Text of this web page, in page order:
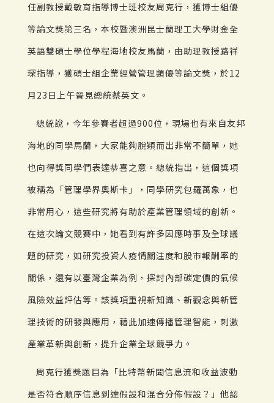
任副教授戴敏育指導博士班校友周克行，獲博士組優
等論文獎第三名，本校暨澳洲昆士蘭理工大學財金全
英語雙碩士學位學程海地校友馬蘭，由助理教授路祥
琛指導，獲碩士組企業經營管理類優等論文獎，於12
月23日上午晉見總統蔡英文。
總統說，今年參賽者超過900位，現場也有來自友邦
海地的同學馬蘭，大家能夠脫穎而出非常不簡單，她
也向得獎同學們表達恭喜之意。總統指出，這個獎項
被稱為「管理學界奧斯卡」，同學研究包羅萬象，也
非常用心，這些研究將有助於產業管理領域的創新。
在這次論文競賽中，她看到有許多因應時事及全球議
題的研究，如研究投資人疫情關注度和股市報酬率的
關係，還有以臺灣企業為例，探討內部碳定價的氣候
風險效益評估等。該獎項重視新知識、新觀念與新管
理技術的研發與應用，藉此加速傳播管理智能，刺激
產業革新與創新，提升企業全球競爭力。
周克行獲獎題目為「比特幣新聞信息流和收益波動
是否符合順序信息到達假設和混合分佈假設？」他認